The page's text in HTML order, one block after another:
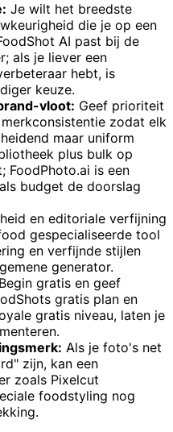
Je wilt het breedste
die je op een
AI past bij de
als je liever een
hebt, is
keuze.
vloot: Geef prioriteit
zodat elk
maar uniform
plus bulk op
FoodPhoto.ai is een
budget de doorslag
en editoriale verfijning
gespecialiseerde tool
en verfijnde stijlen
generator.
Begin gratis en geef
gratis plan en
gratis niveau, laten je
Als je foto's net
zijn, kan een
zoals Pixelcut
foodstyling nog